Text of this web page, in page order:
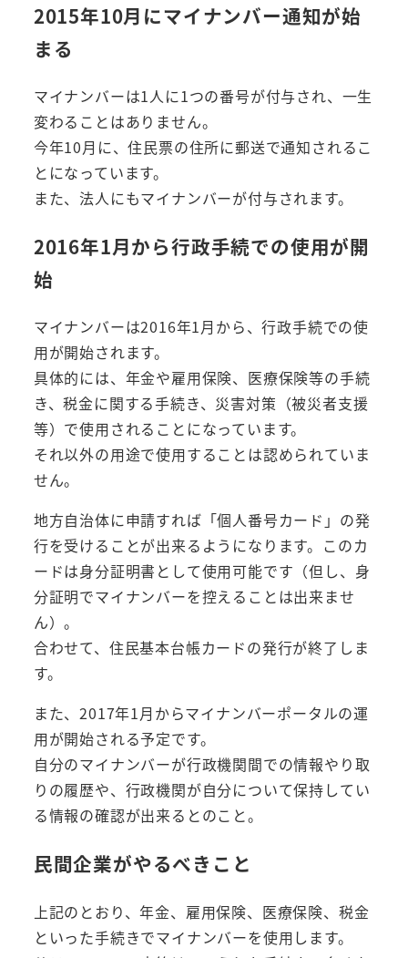
2015年10月にマイナンバー通知が始
まる
マイナンバーは1人に1つの番号が付与され、一生
変わることはありません。
今年10月に、住民票の住所に郵送で通知されるこ
とになっています。
また、法人にもマイナンバーが付与されます。
2016年1月から行政手続での使用が開
始
マイナンバーは2016年1月から、行政手続での使
用が開始されます。
具体的には、年金や雇用保険、医療保険等の手続
き、税金に関する手続き、災害対策（被災者支援
等）で使用されることになっています。
それ以外の用途で使用することは認められていま
せん。
地方自治体に申請すれば「個人番号カード」の発
行を受けることが出来るようになります。このカ
ードは身分証明書として使用可能です（但し、身
分証明でマイナンバーを控えることは出来ませ
ん）。
合わせて、住民基本台帳カードの発行が終了しま
す。
また、2017年1月からマイナンバーポータルの運
用が開始される予定です。
自分のマイナンバーが行政機関間での情報やり取
りの履歴や、行政機関が自分について保持してい
る情報の確認が出来るとのこと。
民間企業がやるべきこと
上記のとおり、年金、雇用保険、医療保険、税金
といった手続きでマイナンバーを使用します。